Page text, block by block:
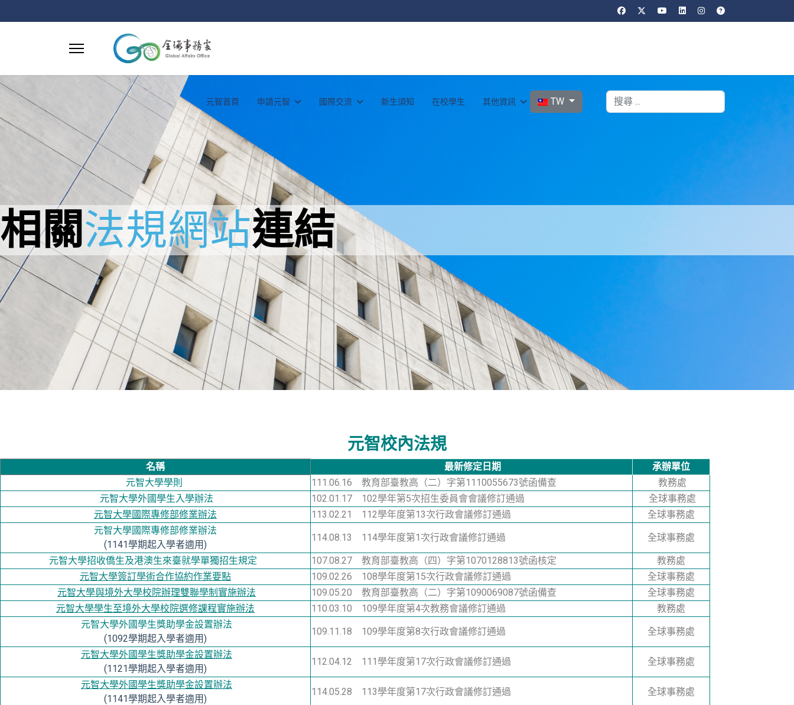
元智首頁 申請元智 國際交流 新生須知 在校學生 其他資訊 選擇你的語言
TW 搜索
相關法規網站連結
元智校內法規
名稱 最新修定日期
承辦單位
元智大學學則
111.06.16 教育部臺教高（二）字第1110055673號函備查
教務處
元智大學外國學生入學辦法
102.01.17 102學年第5次招生委員會會議修訂通過
全球事務處
元智大學國際專修部修業辦法
113.02.21 112學年度第13次行政會議修訂通過
全球事務處
元智大學國際專修部修業辦法
(1141學期起入學者適用)
114.08.13 114學年度第1次行政會議修訂通過 全球事務處
元智大學招收僑生及港澳生來臺就學單獨招生規定 107.08.27 教育部臺教高（四）字第1070128813號函核定
教務處
元智大學簽訂學術合作協約作業要點
109.02.26 108學年度第15次行政會議修訂通過
全球事務處
元智大學與境外大學校院辦理雙聯學制實施辦法
109.05.20 教育部臺教高（二）字第1090069087號函備查
全球事務處
元智大學學生至境外大學校院選修課程實施辦法
110.03.10 109學年度第4次教務會議修訂通過
教務處
元智大學外國學生獎助學金設置辦法
(1092學期起入學者適用)
109.11.18 109學年度第8次行政會議修訂通過 全球事務處
元智大學外國學生獎助學金設置辦法
(1121學期起入學者適用)
112.04.12 111學年度第17次行政會議修訂通過 全球事務處
元智大學外國學生獎助學金設置辦法
(1141學期起入學者適用)
114.05.28 113學年度第17次行政會議修訂通過 全球事務處